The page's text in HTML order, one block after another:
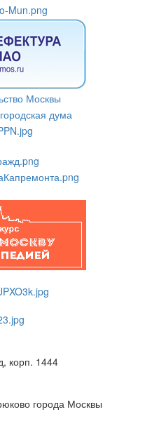
корп. 1444
города Москвы